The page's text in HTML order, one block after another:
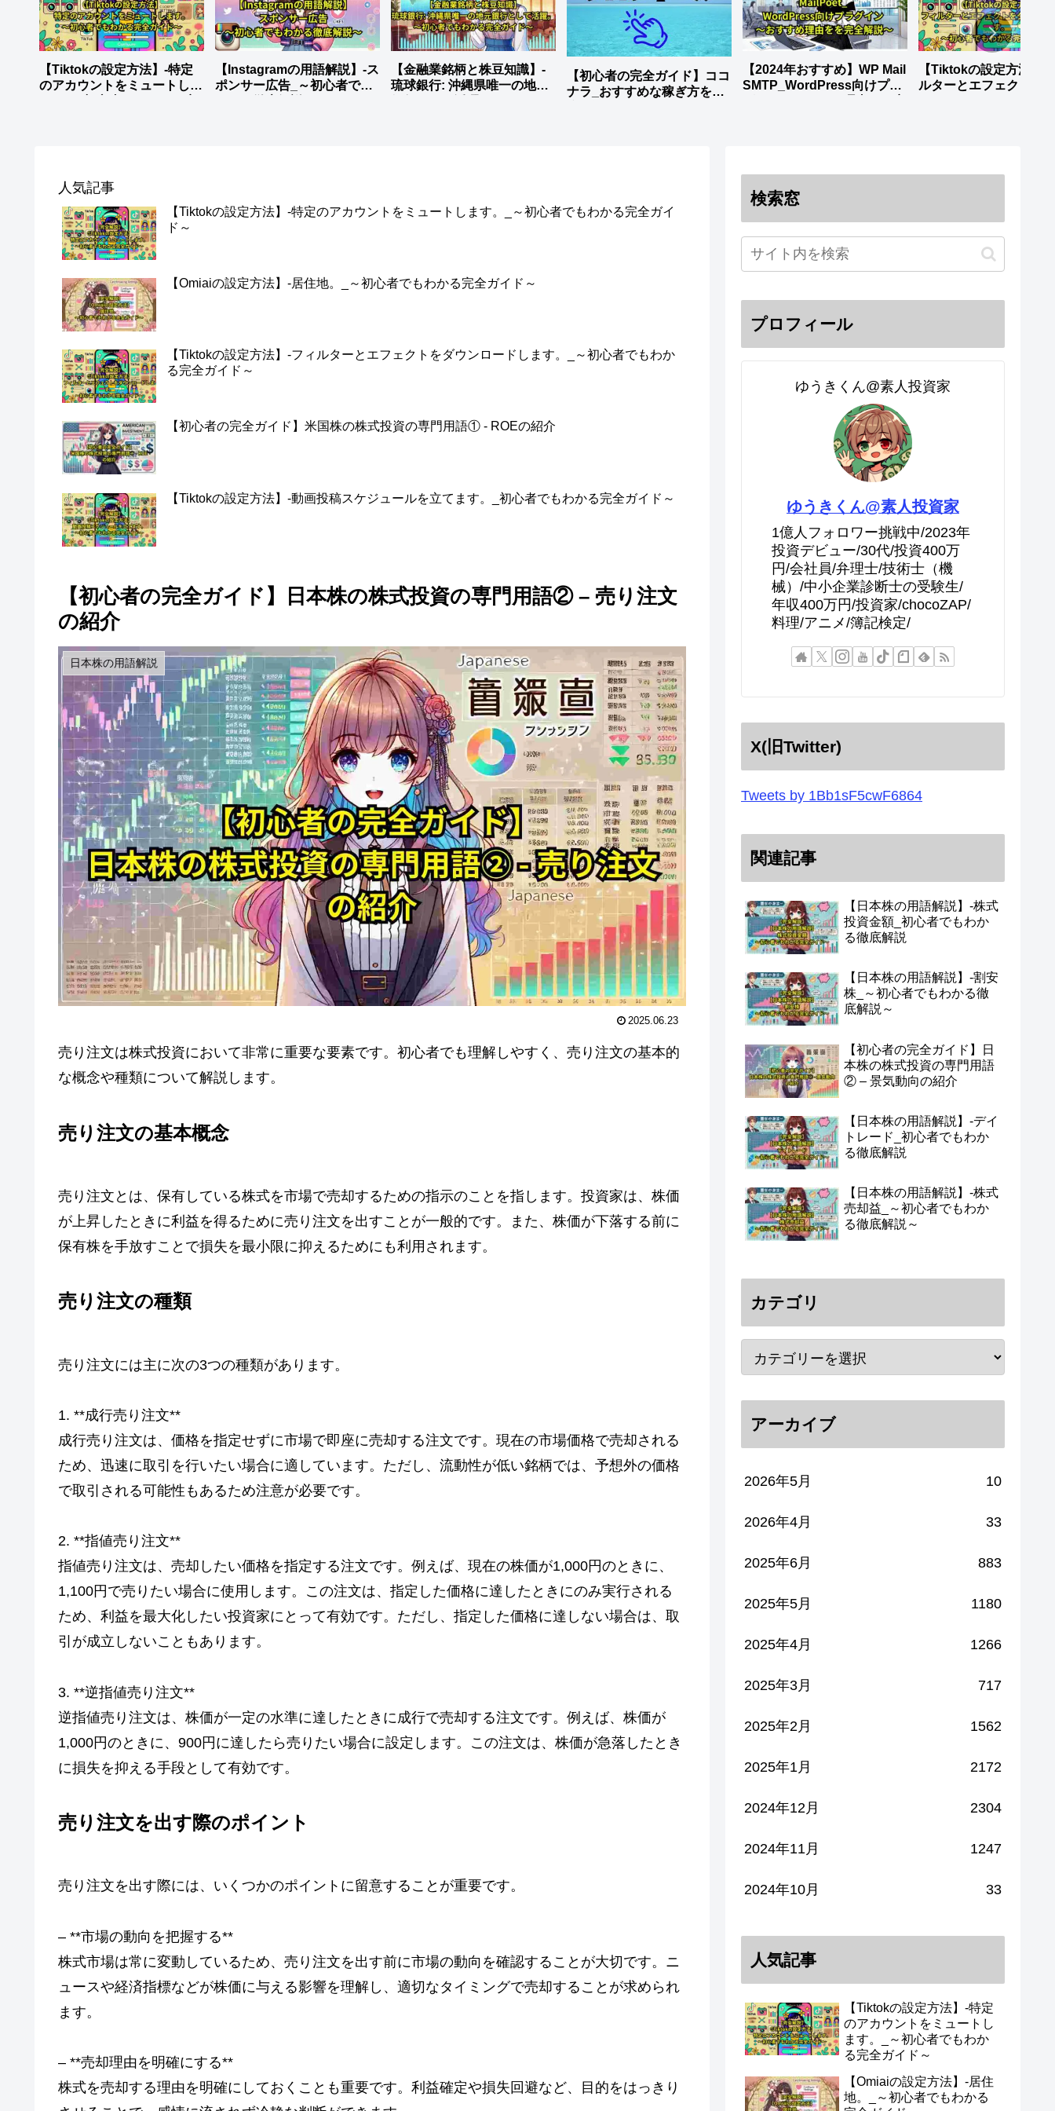
【Tiktokの設定方法】-特定
のアカウントをミュートしま
【Instagramの用語解説】-ス
ポンサー広告_～初心者でも
【金融業銘柄と株豆知識】-
琉球銀行: 沖縄県唯一の地元
【初心者の完全ガイド】ココ
ナラ_おすすめな稼ぎ方を徹
【2024年おすすめ】WP Mail
SMTP_WordPress向けプラ
【Tiktokの設定方法】-
ルターとエフェクトを
人気記事
【Tiktokの設定方法】-特定のアカウントをミュートします。_～初心者でもわかる完全ガイ
ド～
【Omiaiの設定方法】-居住地。_～初心者でもわかる完全ガイド～
【Tiktokの設定方法】-フィルターとエフェクトをダウンロードします。_～初心者でもわか
る完全ガイド～
【初心者の完全ガイド】米国株の株式投資の専門用語① - ROEの紹介
【Tiktokの設定方法】-動画投稿スケジュールを立てます。_初心者でもわかる完全ガイド～
【初心者の完全ガイド】日本株の株式投資の専門用語② – 売り注文
の紹介
日本株の用語解説
2025.06.23
売り注文は株式投資において非常に重要な要素です。初心者でも理解しやすく、売り注文の基本的
な概念や種類について解説します。
売り注文の基本概念
売り注文とは、保有している株式を市場で売却するための指示のことを指します。投資家は、株価
が上昇したときに利益を得るために売り注文を出すことが一般的です。また、株価が下落する前に
保有株を手放すことで損失を最小限に抑えるためにも利用されます。
売り注文の種類
売り注文には主に次の3つの種類があります。
1. **成行売り注文**
成行売り注文は、価格を指定せずに市場で即座に売却する注文です。現在の市場価格で売却される
ため、迅速に取引を行いたい場合に適しています。ただし、流動性が低い銘柄では、予想外の価格
で取引される可能性もあるため注意が必要です。
2. **指値売り注文**
指値売り注文は、売却したい価格を指定する注文です。例えば、現在の株価が1,000円のときに、
1,100円で売りたい場合に使用します。この注文は、指定した価格に達したときにのみ実行される
ため、利益を最大化したい投資家にとって有効です。ただし、指定した価格に達しない場合は、取
引が成立しないこともあります。
3. **逆指値売り注文**
逆指値売り注文は、株価が一定の水準に達したときに成行で売却する注文です。例えば、株価が
1,000円のときに、900円に達したら売りたい場合に設定します。この注文は、株価が急落したとき
に損失を抑える手段として有効です。
売り注文を出す際のポイント
売り注文を出す際には、いくつかのポイントに留意することが重要です。
– **市場の動向を把握する**
株式市場は常に変動しているため、売り注文を出す前に市場の動向を確認することが大切です。ニ
ュースや経済指標などが株価に与える影響を理解し、適切なタイミングで売却することが求められ
ます。
– **売却理由を明確にする**
株式を売却する理由を明確にしておくことも重要です。利益確定や損失回避など、目的をはっきり
検索窓
プロフィール
ゆうきくん@素人投資家
ゆうきくん@素人投資家
1億人フォロワー挑戦中/2023年
投資デビュー/30代/投資400万
円/会社員/弁理士/技術士（機
械）/中小企業診断士の受験生/
年収400万円/投資家/chocoZAP/
料理/アニメ/簿記検定/
X(旧Twitter)
Tweets by 1Bb1sF5cwF6864
関連記事
【日本株の用語解説】-株式
投資金額_初心者でもわか
る徹底解説
【日本株の用語解説】-割安
株_～初心者でもわかる徹
底解説～
【初心者の完全ガイド】日
本株の株式投資の専門用語
② – 景気動向の紹介
【日本株の用語解説】-デイ
トレード_初心者でもわか
る徹底解説
【日本株の用語解説】-株式
売却益_～初心者でもわか
る徹底解説～
カテゴリ
アーカイブ
2026年5月 10
2026年4月 33
2025年6月 883
2025年5月 1180
2025年4月 1266
2025年3月 717
2025年2月 1562
2025年1月 2172
2024年12月 2304
2024年11月 1247
2024年10月 33
人気記事
【Tiktokの設定方法】-特定
のアカウントをミュートし
ます。_～初心者でもわか
る完全ガイド～
【Omiaiの設定方法】-居住
地。_～初心者でもわかる